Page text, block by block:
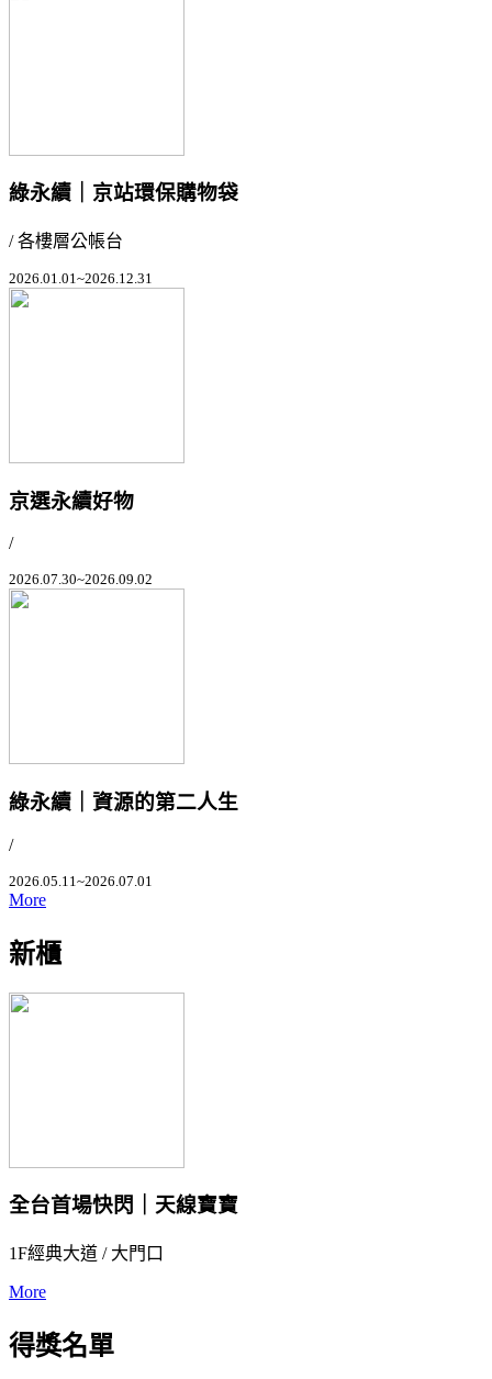
綠永續｜京站環保購物袋
/ 各樓層公帳台
2026.01.01~2026.12.31
京選永續好物
/
2026.07.30~2026.09.02
綠永續｜資源的第二人生
/
2026.05.11~2026.07.01
More
新櫃
全台首場快閃｜天線寶寶
1F經典大道 / 大門口
More
得獎名單